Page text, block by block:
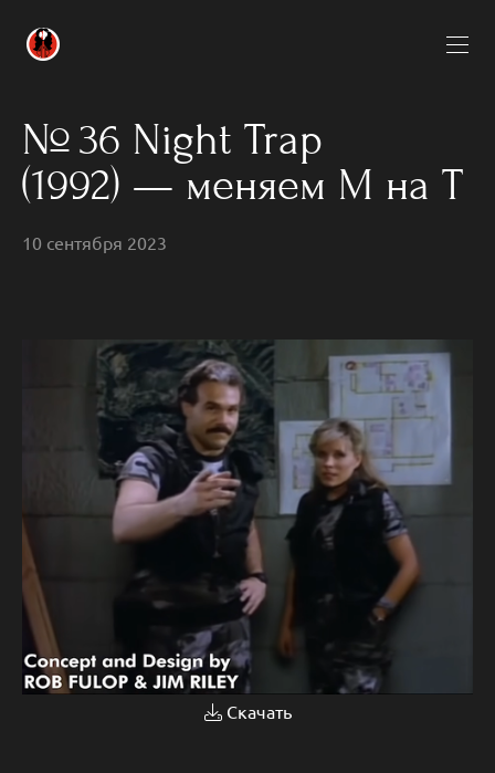
№ 36 Night Trap
(1992) — меняем М на Т
10 сентября 2023
Скачать